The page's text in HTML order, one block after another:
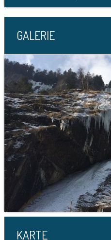
GALERIE
KARTE